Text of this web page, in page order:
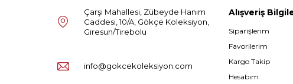
Çarşı Mahallesi, Zübeyde Hanım
Caddesi, 10/A, Gökçe Koleksiyon,
Giresun/Tirebolu
info@gokcekoleksiyon.com
Alışveriş
Siparişlerim
Favorilerim
Kargo Takip
Hesabım